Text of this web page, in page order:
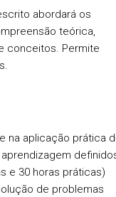
abordará os
teórica,
conceitos. Permite
na aplicação prática
e 30 horas práticas)
de problemas